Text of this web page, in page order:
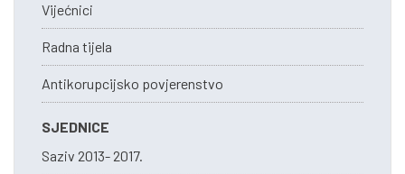
Vijećnici
Radna tijela
Antikorupcijsko povjerenstvo
SJEDNICE
Saziv 2013- 2017.